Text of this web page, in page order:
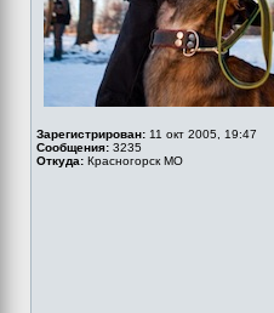
Зарегистрирован: 11 окт 2005, 19:47
Сообщения: 3235
Откуда: Красногорск МО